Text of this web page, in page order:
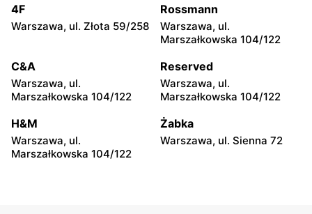
Dubois 5A
Biedronka
111b
Biedronka
Biedronka Biedronka
Biedronka
Warszawa, ul. Sokołowska
Biedronka
4F
Warszawa, ul. Złota 59/258
Rossmann
Warszawa, ul.
Marszałkowska 104/122
C&A
Warszawa, ul.
Marszałkowska 104/122
Reserved
Warszawa, ul.
Marszałkowska 104/122
H&M
Warszawa, ul.
Marszałkowska 104/122
Żabka
Warszawa, ul. Sienna 72